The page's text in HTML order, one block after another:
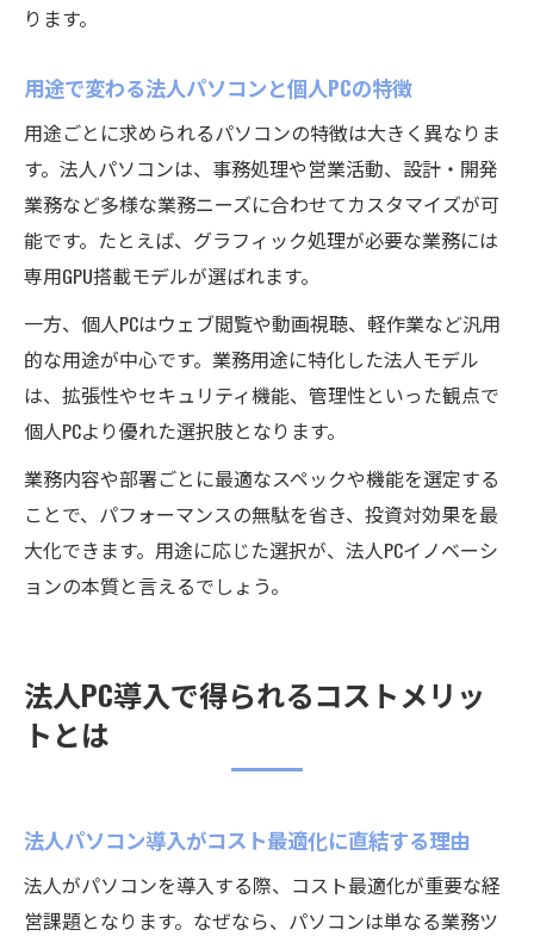
ります。
用途で変わる法人パソコンと個人PCの特徴
用途ごとに求められるパソコンの特徴は大きく異なりま
す。法人パソコンは、事務処理や営業活動、設計・開発
業務など多様な業務ニーズに合わせてカスタマイズが可
能です。たとえば、グラフィック処理が必要な業務には
専用GPU搭載モデルが選ばれます。
一方、個人PCはウェブ閲覧や動画視聴、軽作業など汎用
的な用途が中心です。業務用途に特化した法人モデル
は、拡張性やセキュリティ機能、管理性といった観点で
個人PCより優れた選択肢となります。
業務内容や部署ごとに最適なスペックや機能を選定する
ことで、パフォーマンスの無駄を省き、投資対効果を最
大化できます。用途に応じた選択が、法人PCイノベーシ
ョンの本質と言えるでしょう。
法人PC導入で得られるコストメリッ
トとは
法人パソコン導入がコスト最適化に直結する理由
法人がパソコンを導入する際、コスト最適化が重要な経
営課題となります。なぜなら、パソコンは単なる業務ツ